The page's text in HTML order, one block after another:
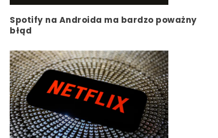
Spotify na Androida ma bardzo poważny
błąd